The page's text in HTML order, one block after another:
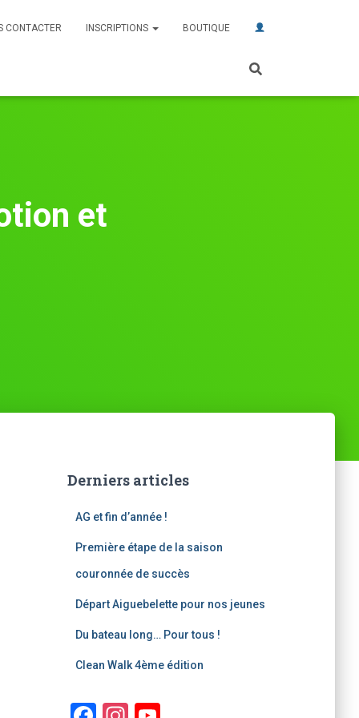
CONTACTER INSCRIPTIONS BOUTIQUE
et
Derniers articles
AG et fin d’année !
Première étape de la saison
couronnée de succès
Départ Aiguebelette pour nos jeunes
Du bateau long… Pour tous !
Clean Walk 4ème édition